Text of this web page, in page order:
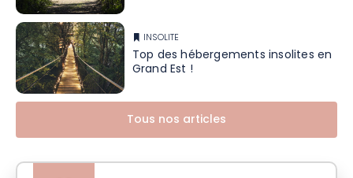
INSOLITE
Top des hébergements insolites en
Grand Est !
Tous nos articles